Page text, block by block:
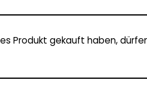
Produkt gekauft haben,